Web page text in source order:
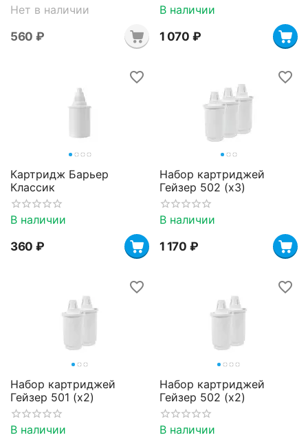
Нет в наличии
‍560‍ ₽
В наличии
1 070 ₽
Картридж Барьер
Классик
В наличии
‍360‍ ₽
Набор картриджей
Гейзер 502 (х3)
В наличии
1 170 ₽
Набор картриджей
Гейзер 501 (х2)
В наличии
Набор картриджей
Гейзер 502 (х2)
В наличии